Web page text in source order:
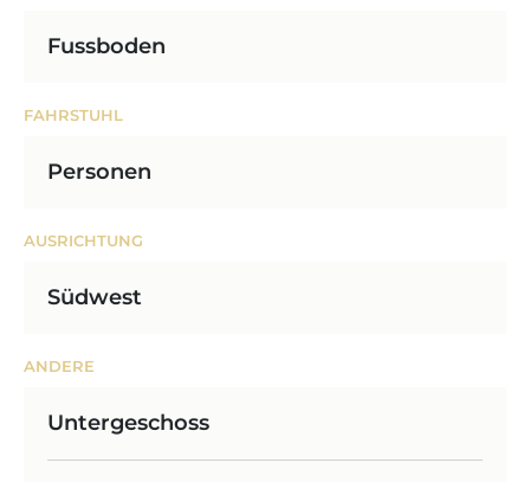
Fussboden
FAHRSTUHL
Personen
AUSRICHTUNG
Südwest
ANDERE
Untergeschoss